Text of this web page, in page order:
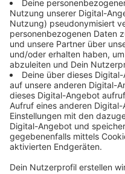
mehr als zum selben
sage allerdings nichts
der Grippesaison aus,
Landeszentrum für
Euskirchen ist die
Sprecher der
Die Krankenkasse
Mittwoch an einer
Grippeschutz. Die
20 Uhr geschaltet und
Krankenkassen